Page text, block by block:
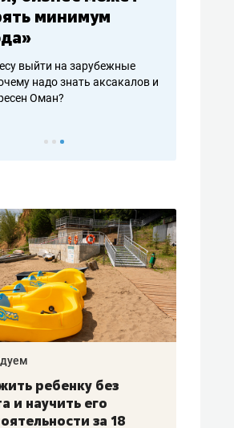
минимум
выйти на зарубежные
надо знать аксакалов и
Оман?
ребенку без
и научить его
за 18